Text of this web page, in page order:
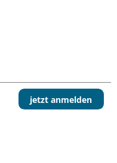
jetzt anmelden